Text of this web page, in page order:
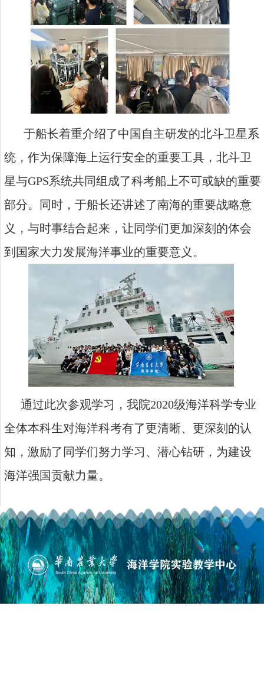
于船长着重介绍了中国自主研发的北斗卫星系
统，作为保障海上运行安全的重要工具，北斗卫
星与GPS系统共同组成了科考船上不可或缺的重要
部分。同时，于船长还讲述了南海的重要战略意
义，与时事结合起来，让同学们更加深刻的体会
到国家大力发展海洋事业的重要意义。
通过此次参观学习，我院2020级海洋科学专业
全体本科生对海洋科考有了更清晰、更深刻的认
知，激励了同学们努力学习、潜心钻研，为建设
海洋强国贡献力量。